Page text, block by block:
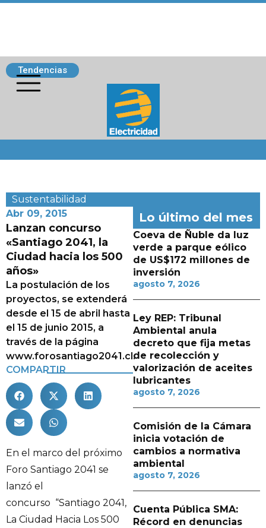
Tendencias
Sustentabilidad
Abr 09, 2015
Lanzan concurso
«Santiago 2041, la
Ciudad hacia los 500
años»
La postulación de los
proyectos, se extenderá
desde el 15 de abril hasta
el 15 de junio 2015, a
través de la página
www.forosantiago2041.cl.
COMPARTIR
En el marco del próximo
Foro Santiago 2041 se
lanzó el
concurso “Santiago 2041,
La Ciudad Hacia Los 500
Lo último del mes
Coeva de Ñuble da luz
verde a parque eólico
de US$172 millones de
inversión
agosto 7, 2026
Ley REP: Tribunal
Ambiental anula
decreto que fija metas
de recolección y
valorización de aceites
lubricantes
agosto 7, 2026
Comisión de la Cámara
inicia votación de
cambios a normativa
ambiental
agosto 7, 2026
Cuenta Pública SMA:
Récord en denuncias